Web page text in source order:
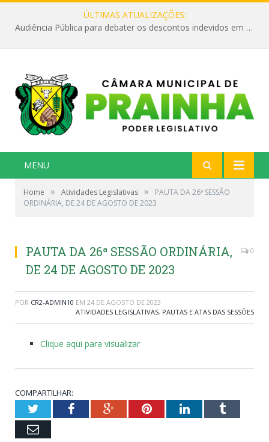
ÚLTIMAS ATUALIZAÇÕES:
Audiência Pública para debater os descontos indevidos em aposentadorias e benefícios pagos pela Previdência Social aos cidadãos do município.
MENU
Home » Atividades Legislativas »
PAUTA DA 26ª SESSÃO
ORDINÁRIA, DE 24 DE AGOSTO DE 2023
PAUTA DA 26ª SESSÃO ORDINÁRIA,
DE 24 DE AGOSTO DE 2023
0
POR CR2-ADMIN10 EM 24 DE AGOSTO DE 2023
ATIVIDADES LEGISLATIVAS, PAUTAS E ATAS DAS SESSÕES
Clique aqui para visualizar
COMPARTILHAR:
TwitterFacebookGoogle+PinterestLinkedInTumblr
Email